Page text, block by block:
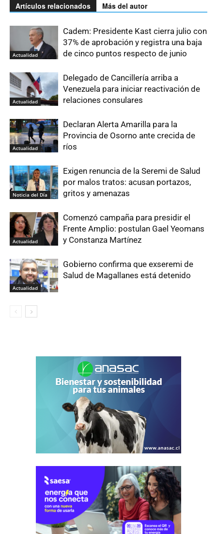
Artículos relacionados Más del autor
Actualidad
Cadem: Presidente Kast cierra julio con
37% de aprobación y registra una baja
de cinco puntos respecto de junio
Actualidad
Delegado de Cancillería arriba a
Venezuela para iniciar reactivación de
relaciones consulares
Actualidad
Declaran Alerta Amarilla para la
Provincia de Osorno ante crecida de
ríos
Noticia del Día
Exigen renuncia de la Seremi de Salud
por malos tratos: acusan portazos,
gritos y amenazas
Actualidad
Comenzó campaña para presidir el
Frente Amplio: postulan Gael Yeomans
y Constanza Martínez
Actualidad
Gobierno confirma que exseremi de
Salud de Magallanes está detenido